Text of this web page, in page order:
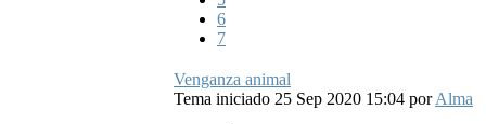
6
7
Venganza animal
Tema iniciado 25 Sep 2020 15:04 porAlma